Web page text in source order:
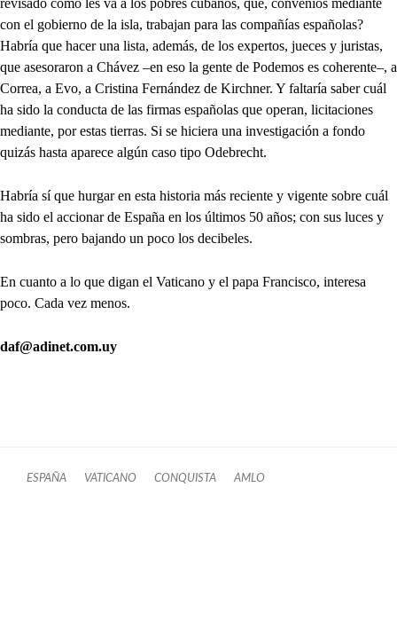
revisado cómo les va a los pobres cubanos, que, convenios mediante
con el gobierno de la isla, trabajan para las compañías españolas?
Habría que hacer una lista, además, de los expertos, jueces y juristas,
que asesoraron a Chávez –en eso la gente de Podemos es coherente–, a
Correa, a Evo, a Cristina Fernández de Kirchner. Y faltaría saber cuál
ha sido la conducta de las firmas españolas que operan, licitaciones
mediante, por estas tierras. Si se hiciera una investigación a fondo
quizás hasta aparece algún caso tipo Odebrecht.
Habría sí que hurgar en esta historia más reciente y vigente sobre cuál
ha sido el accionar de España en los últimos 50 años; con sus luces y
sombras, pero bajando un poco los decibeles.
En cuanto a lo que digan el Vaticano y el papa Francisco, interesa
poco. Cada vez menos.
daf@adinet.com.uy
ESPAÑA VATICANO CONQUISTA AMLO